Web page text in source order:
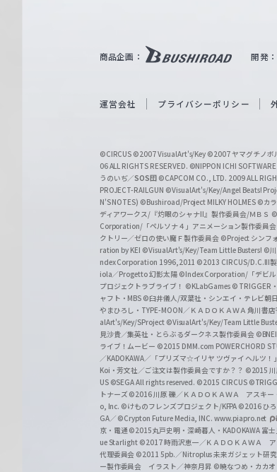
W
i
c
h
w
a
r
z
商品企画： 開発：
運営会社 プライバシーポリシー
©CIRCUS ©2007 VisualArt's/Key ©2007 ヤマグチノボ
06 ALL RIGHTS RESERVED. ©NIPPON ICHI
うのいぢ／SOS団 ©CAPCOM CO., LTD. 2009 ALL
PROJECT-RAILGUN ©VisualArt's/Key/Angel Beats!
N'S NOTES) ©Bushiroad/Project MILKY HOLMES ©カ
ディアワークス/『灼眼のシャナII』製作委員会/ＭＢＳ
Corporation/「ペルソナ４」アニメーション製作委員会
クトリー／ゼロの使い魔Ｆ製作委員会 ©Project シンフ
ration by KEI ©VisualArt's/Key/Team Little Busters! ©川
ndex Corporation 1996,2011 ©2013 CIRCUS/D.C.III
iola／Progetto 幻影太陽 ©Index Corporation/「デビル
プロジェクトラブライブ！ ©KLabGames © TRIGGER
ャフト・MBS ©臼井儀人/双葉社・シンエイ・テレビ朝
やまひろし・TYPE-MOON／ＫＡＤＯＫＡＷＡ 角川書
alArt's/Key/SProject ©VisualArt's/Key/Team Little
見沙貴／集英社・とらぶるダークネス製作委員会
ライブ！ムービー ©2015 DMM.com POWERCHORD
／KADOKAWA／「プリズマ☆イリヤ ツヴァイ ヘルツ！
Koi・芳文社／ご注文は製作委員会ですか？？ ©2015 川
US ©SEGA All rights reserved. ©2015 CIRCUS
トナーズ©2016 川原 礫／ＫＡＤＯＫＡＷＡ アスキー
o, Inc. ©けものフレンズプロジェクト/KFPA ©2016 ひろ
GA／ ©Crypton Future Media, INC. www.piapro.net
京・電通 ©2015丸戸史明・深崎暮人・KADOKAWA 富
ue Starlight ©2017 時雨沢恵一／ＫＡＤＯＫＡＷＡ ア
代理委員会 ©2011 5pb.／Nitroplus 未来ガジェット研
ー製作委員会 イラスト／神奈月昇 ©暁なつめ・カカオ